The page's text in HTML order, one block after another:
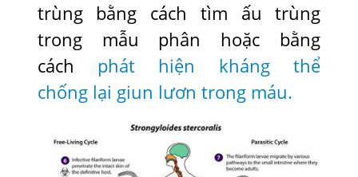
trùng bằng cách tìm ấu trùng
trong mẫu phân hoặc bằng
cách phát hiện kháng thể
chống lại giun lươn trong máu.